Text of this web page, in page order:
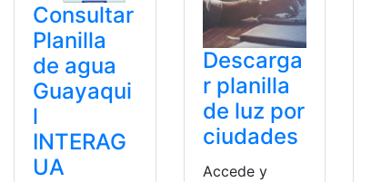
Consultar
Planilla
de agua
Guayaqui
l
INTERAG
UA
Descarga
r planilla
de luz por
ciudades
Accede y